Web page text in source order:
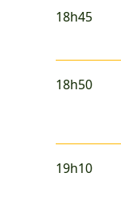
18h45
18h50
19h10